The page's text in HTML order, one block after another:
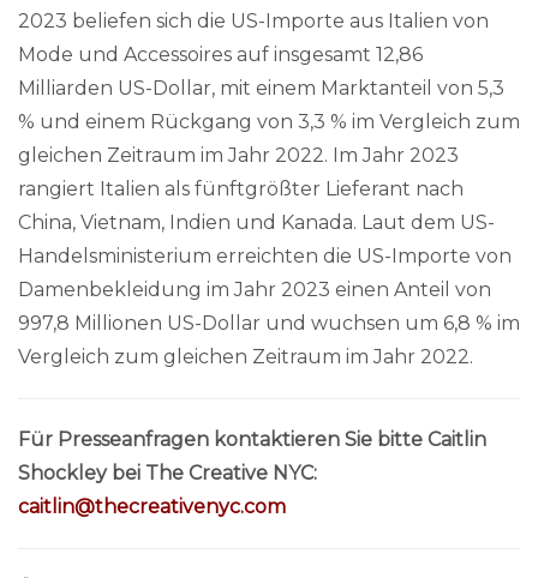
2023 beliefen sich die US-Importe aus Italien von
Mode und Accessoires auf insgesamt 12,86
Milliarden US-Dollar, mit einem Marktanteil von 5,3
% und einem Rückgang von 3,3 % im Vergleich zum
gleichen Zeitraum im Jahr 2022. Im Jahr 2023
rangiert Italien als fünftgrößter Lieferant nach
China, Vietnam, Indien und Kanada. Laut dem US-
Handelsministerium erreichten die US-Importe von
Damenbekleidung im Jahr 2023 einen Anteil von
997,8 Millionen US-Dollar und wuchsen um 6,8 % im
Vergleich zum gleichen Zeitraum im Jahr 2022.
Für Presseanfragen kontaktieren Sie bitte Caitlin
Shockley bei The Creative NYC:
caitlin@thecreativenyc.com